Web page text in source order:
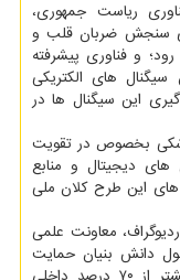
ریاست جمهوری،
سنجش ضربان قلب و
و فناوری پیشرفته
های الکتریکی
این سیگنال ها در
بخصوص در تقویت
دیجیتال و منابع
این طرح کلان ملی
معاونت علمی
دانش بنیان حمایت